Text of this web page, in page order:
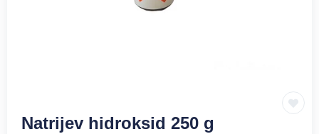
Natrijev hidroksid 250 g